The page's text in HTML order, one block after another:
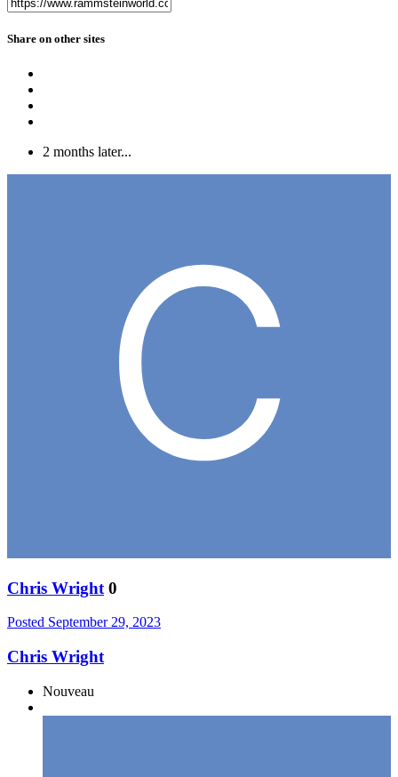
Share on other sites
2 months later...
Chris Wright 0
Posted September 29, 2023
Chris Wright
Nouveau